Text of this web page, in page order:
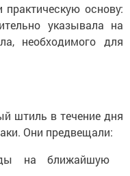
основу:
указывала на
необходимого для
штиль в течение дня
Они предвещали:
на ближайшую